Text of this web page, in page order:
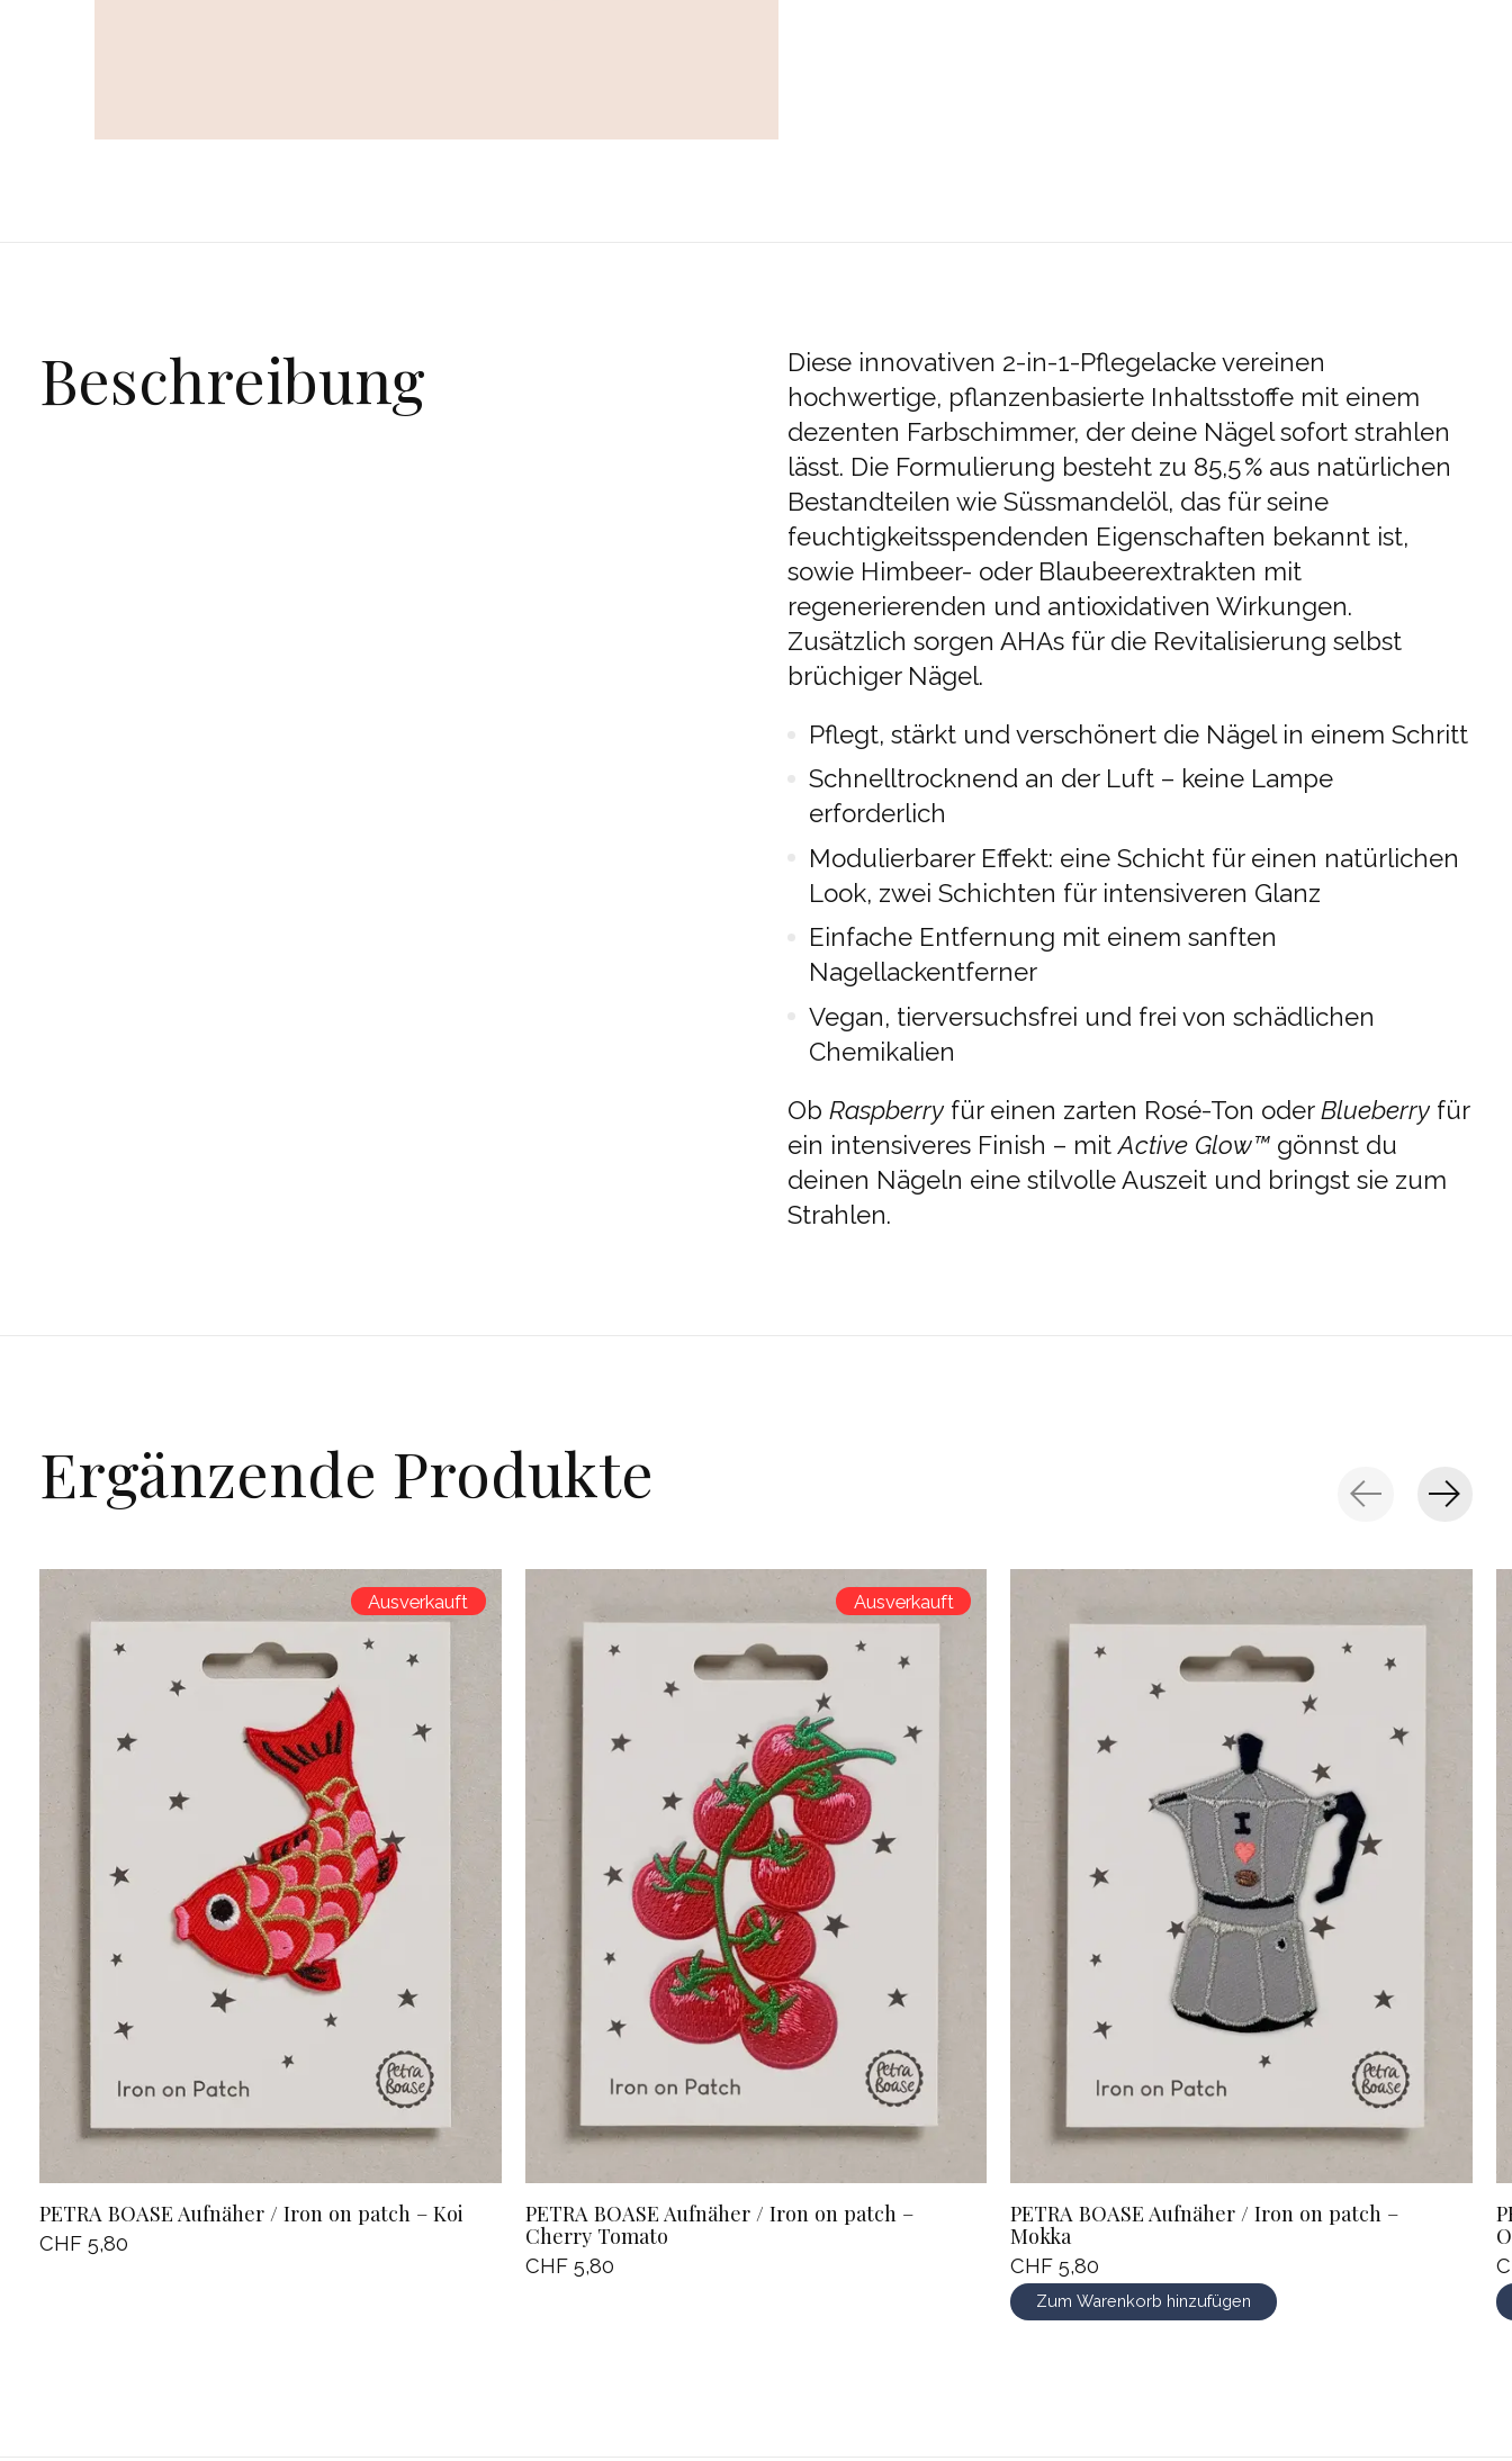
Beschreibung
Diese innovativen 2-in-1-Pflegelacke vereinen
hochwertige, pflanzenbasierte Inhaltsstoffe mit einem
dezenten Farbschimmer, der deine Nägel sofort strahlen
lässt. Die Formulierung besteht zu 85,5 % aus natürlichen
Bestandteilen wie Süssmandelöl, das für seine
feuchtigkeitsspendenden Eigenschaften bekannt ist,
sowie Himbeer- oder Blaubeerextrakten mit
regenerierenden und antioxidativen Wirkungen.
Zusätzlich sorgen AHAs für die Revitalisierung selbst
brüchiger Nägel.
Pflegt, stärkt und verschönert die Nägel in einem Schritt
Schnelltrocknend an der Luft – keine Lampe
erforderlich
Modulierbarer Effekt: eine Schicht für einen natürlichen
Look, zwei Schichten für intensiveren Glanz
Einfache Entfernung mit einem sanften
Nagellackentferner
Vegan, tierversuchsfrei und frei von schädlichen
Chemikalien
Ob Raspberryfür einen zarten Rosé-Ton oderBlueberryfür
ein intensiveres Finish – mitActive Glow™gönnst du
deinen Nägeln eine stilvolle Auszeit und bringst sie zum
Strahlen.
Ergänzende Produkte
Carousel items
Ausverkauft
PETRA BOASE Aufnäher / Iron on patch – Koi
CHF 5,80
Ausverkauft
PETRA BOASE Aufnäher / Iron on patch –
Cherry Tomato
CHF 5,80
PETRA BOASE Aufnäher / Iron on patch –
Mokka
CHF 5,80
Zum Warenkorb hinzufügen